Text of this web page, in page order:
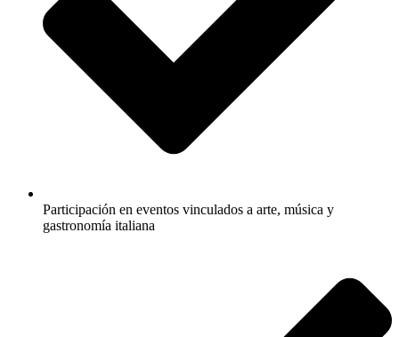
Participación en eventos vinculados a arte, música y
gastronomía italiana